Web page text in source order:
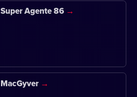
Super Agente 86
MacGyver